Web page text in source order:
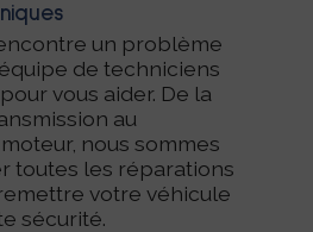
un problème
de techniciens
vous aider. De la
au
nous sommes
toutes les réparations
votre véhicule
sécurité.